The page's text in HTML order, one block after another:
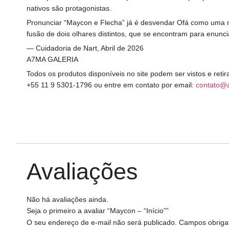
nativos são protagonistas.
Pronunciar “Maycon e Flecha” já é desvendar Ofá como
fusão de dois olhares distintos, que se encontram para
— Cuidadoria de Nart, Abril de 2026
A7MA GALERIA
Todos os produtos disponíveis no site podem ser vistos e
+55 11 9 5301-1796 ou entre em contato por email:
Avaliações
Não há avaliações ainda.
Seja o primeiro a avaliar “Maycon – “Início””
O seu endereço de e-mail não será publicado. Campos